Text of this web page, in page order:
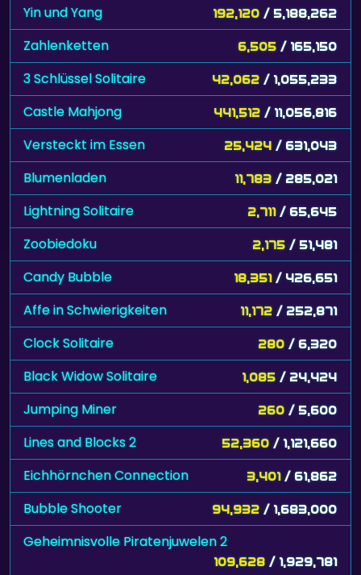
Yin und Yang 192,120 / 5,188,262
Zahlenketten 6,505 / 165,150
3 Schlüssel Solitaire 42,062 / 1,055,233
Castle Mahjong 441,512 / 11,056,816
Versteckt im Essen 25,424 / 631,043
Blumenladen 11,783 / 285,021
Lightning Solitaire 2,711 / 65,645
Zoobiedoku 2,175 / 51,481
Candy Bubble 18,351 / 426,651
Affe in Schwierigkeiten 11,172 / 252,871
Clock Solitaire 280 / 6,320
Black Widow Solitaire 1,085 / 24,424
Jumping Miner 260 / 5,600
Lines and Blocks 2 52,360 / 1,121,660
Eichhörnchen Connection 3,401 / 61,862
Bubble Shooter 94,932 / 1,683,000
Geheimnisvolle Piratenjuwelen 2
109,628 / 1,929,781